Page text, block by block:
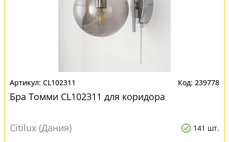
CL102311 239778
Бра Томми CL102311 для коридора
Citilux (Дания) 141 шт.